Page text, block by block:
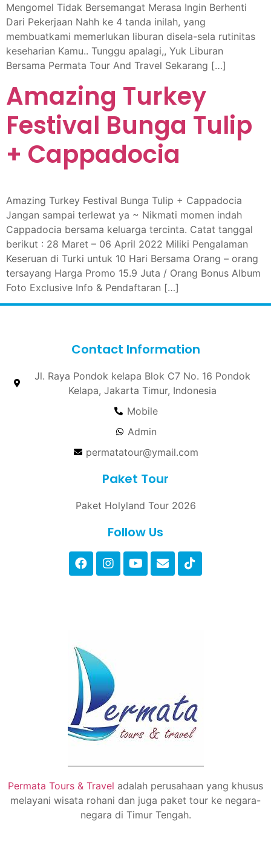
Mengomel Tidak Bersemangat Merasa Ingin Berhenti
Dari Pekerjaan Nahh ke 4 tanda inilah, yang
membuatkami memerlukan liburan disela-sela rutinitas
keseharian Kamu.. Tunggu apalagi,, Yuk Liburan
Bersama Permata Tour And Travel Sekarang […]
Amazing Turkey
Festival Bunga Tulip
+ Cappadocia
Amazing Turkey Festival Bunga Tulip + Cappadocia
Jangan sampai terlewat ya ~ Nikmati momen indah
Cappadocia bersama keluarga tercinta. Catat tanggal
berikut : 28 Maret – 06 April 2022 Miliki Pengalaman
Keseruan di Turki untuk 10 Hari Bersama Orang – orang
tersayang Harga Promo 15.9 Juta / Orang Bonus Album
Foto Exclusive Info & Pendaftaran […]
Contact Information
Jl. Raya Pondok kelapa Blok C7 No. 16 Pondok
Kelapa, Jakarta Timur, Indonesia
Mobile
Admin
permatatour@ymail.com
Paket Tour
Paket Holyland Tour 2026
Follow Us
Permata Tours & Travel adalah perusahaan yang khusus
melayani wisata rohani dan juga paket tour ke negara-
negara di Timur Tengah.